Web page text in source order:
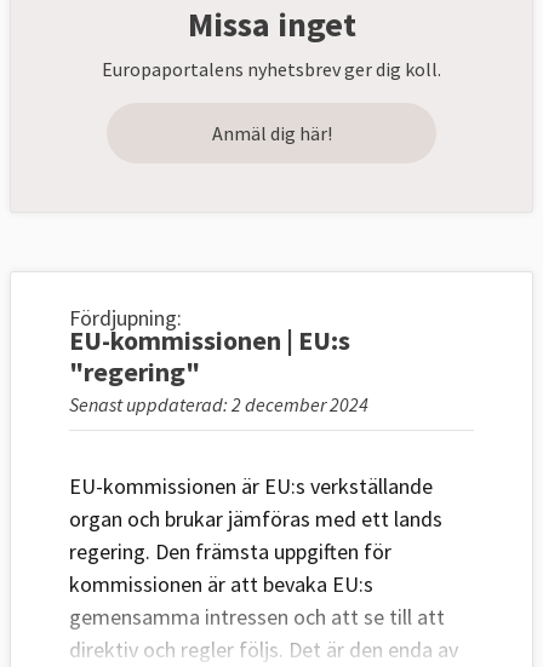
Missa inget
Europaportalens nyhetsbrev ger dig koll.
Anmäl dig här!
Fördjupning:
EU-kommissionen | EU:s
"regering"
Senast uppdaterad: 2 december 2024
EU-kommissionen är EU:s verkställande
organ och brukar jämföras med ett lands
regering. Den främsta uppgiften för
kommissionen är att bevaka EU:s
gemensamma intressen och att se till att
direktiv och regler följs. Det är den enda av